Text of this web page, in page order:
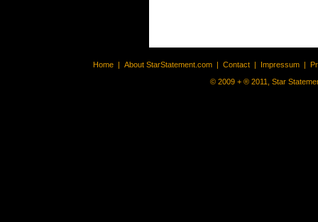
Home | About StarStatement.com | Contact | Impressum |
© 2009 + ® 2011, Star